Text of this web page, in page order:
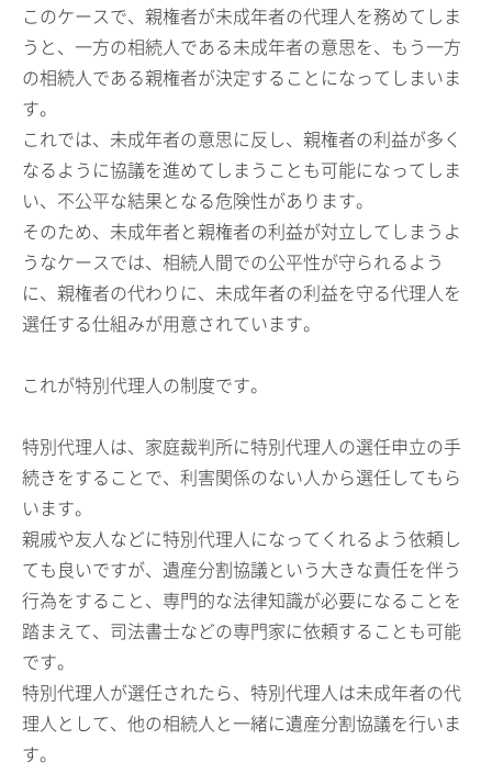
このケースで、親権者が未成年者の代理人を務めてしま
うと、一方の相続人である未成年者の意思を、もう一方
の相続人である親権者が決定することになってしまいま
す。
これでは、未成年者の意思に反し、親権者の利益が多く
なるように協議を進めてしまうことも可能になってしま
い、不公平な結果となる危険性があります。
そのため、未成年者と親権者の利益が対立してしまうよ
うなケースでは、相続人間での公平性が守られるよう
に、親権者の代わりに、未成年者の利益を守る代理人を
選任する仕組みが用意されています。
これが特別代理人の制度です。
特別代理人は、家庭裁判所に特別代理人の選任申立の手
続きをすることで、利害関係のない人から選任してもら
います。
親戚や友人などに特別代理人になってくれるよう依頼し
ても良いですが、遺産分割協議という大きな責任を伴う
行為をすること、専門的な法律知識が必要になることを
踏まえて、司法書士などの専門家に依頼することも可能
です。
特別代理人が選任されたら、特別代理人は未成年者の代
理人として、他の相続人と一緒に遺産分割協議を行いま
す。